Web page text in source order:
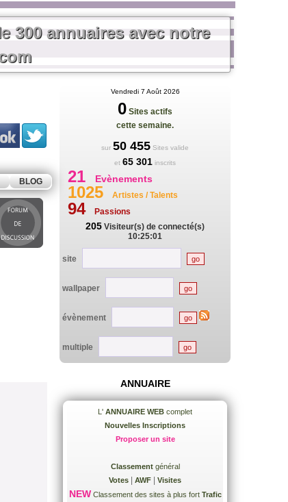
300 annuaires avec notre
BLOG
Vendredi 7 Août 2026
0 Sites actifs
cette semaine.
sur 50 455 Sites valide
et 65 301 inscrits
21 Evènements
1025 Artistes / Talents
94 Passions
205 Visiteur(s) de connecté(s)
10:25:01
site
wallpaper
évènement
multiple
ANNUAIRE
L' ANNUAIRE WEB complet
Nouvelles Inscriptions
Proposer un site
Classementgénéral
Votes
AWF Visites
NEWClassement des sites à plus fort Trafic